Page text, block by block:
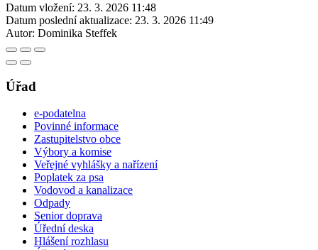
Datum vložení: 23. 3. 2026 11:48
Datum poslední aktualizace: 23. 3. 2026 11:49
Autor: Dominika Steffek
Úřad
e-podatelna
Povinné informace
Zastupitelstvo obce
Výbory a komise
Veřejné vyhlášky a nařízení
Poplatek za psa
Vodovod a kanalizace
Odpady
Senior doprava
Úřední deska
Hlášení rozhlasu